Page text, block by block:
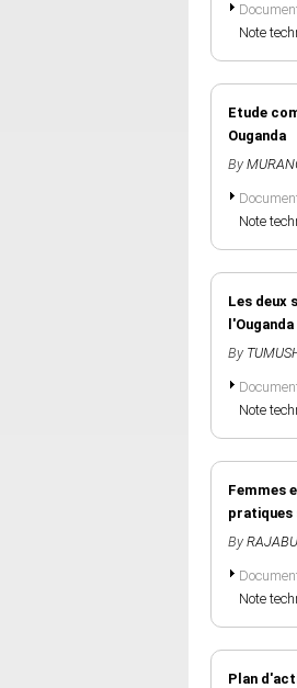
Note
Etude
Ouganda
By
Note
Les deux
l'Ouganda
By
Note
Femmes
pratiques
By
Note
Plan